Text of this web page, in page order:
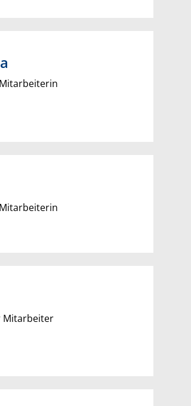
Mitarbeiter